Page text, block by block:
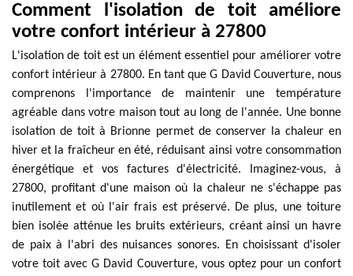
Comment l'isolation de toit améliore
votre confort intérieur à 27800
L'isolation de toit est un élément essentiel pour améliorer votre
confort intérieur à 27800. En tant que G David Couverture, nous
comprenons l'importance de maintenir une température
agréable dans votre maison tout au long de l'année. Une bonne
isolation de toit à Brionne permet de conserver la chaleur en
hiver et la fraîcheur en été, réduisant ainsi votre consommation
énergétique et vos factures d'électricité. Imaginez-vous, à
27800, profitant d'une maison où la chaleur ne s'échappe pas
inutilement et où l'air frais est préservé. De plus, une toiture
bien isolée atténue les bruits extérieurs, créant ainsi un havre
de paix à l'abri des nuisances sonores. En choisissant d'isoler
votre toit avec G David Couverture, vous optez pour un confort